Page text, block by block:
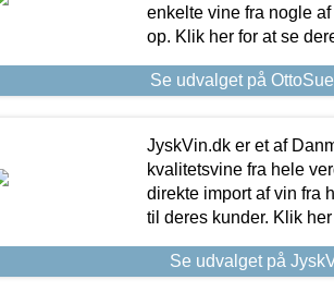
enkelte vine fra nogle
op. Klik her for at se
Se udvalget på
JyskVin.dk er et af
kvalitetsvine fra hele
direkte import af vin fra
til deres kunder. Klik
Se udvalget på